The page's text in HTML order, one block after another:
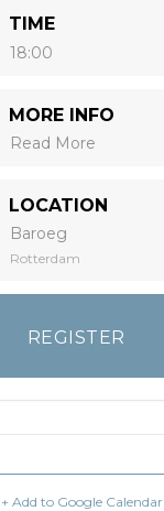
TIME
18:00
MORE INFO
Read More
LOCATION
Baroeg
Rotterdam
REGISTER
+ Add to Google Calendar